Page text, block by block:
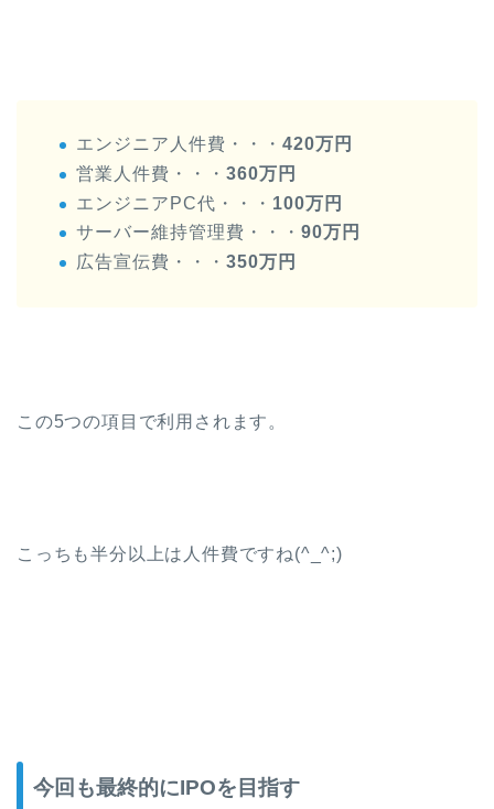
エンジニア人件費・・・ 420万円
営業人件費・・・ 360万円
エンジニアPC代・・・ 100万円
サーバー維持管理費・・・ 90万円
広告宣伝費・・・ 350万円
この5つの項目で利用されます。
こっちも半分以上は人件費ですね(^_^;)
今回も最終的にIPOを目指す